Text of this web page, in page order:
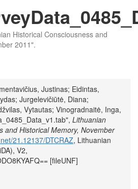
Historical Consciousness and
2011".
Justinas; Eidintas,
Jurgelevičiūtė, Diana;
Vytautas; Vinogradnaitė, Inga,
Lithuanian
and Historical Memory, November
21.12137/DTCRAZ, Lithuanian
V2,
[fileUNF]